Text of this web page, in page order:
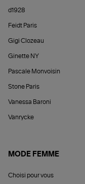
d1928
Feidt Paris
Gigi Clozeau
Ginette NY
Pascale Monvoisin
Stone Paris
Vanessa Baroni
Vanrycke
MODE FEMME
Choisi pour vous